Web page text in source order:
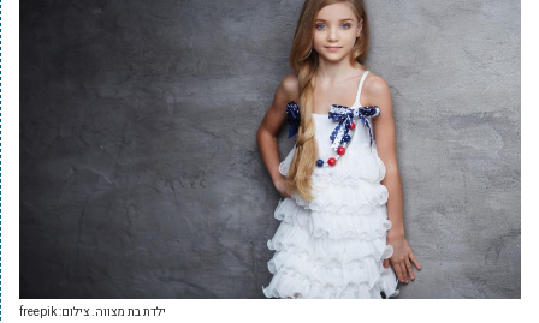
ילדת בת מצווה. צילום: freepik